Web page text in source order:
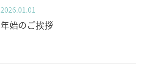
2026.01.01
年始のご挨拶